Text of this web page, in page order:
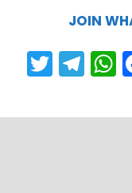
JOIN
T
w
itt
T
el
e
h
a